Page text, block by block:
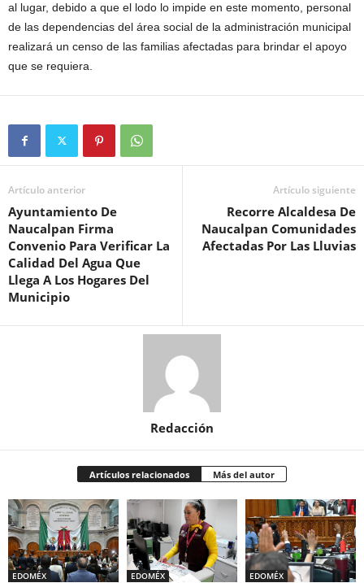
al lugar, debido a que el lodo lo impide en este momento, personal
de las dependencias del área social de la administración municipal
realizará un censo de las familias afectadas para brindar el apoyo
que se requiera.
Artículo anterior
Ayuntamiento De
Naucalpan Firma
Convenio Para Verificar La
Calidad Del Agua Que
Llega A Los Hogares Del
Municipio
Artículo siguiente
Recorre Alcaldesa De
Naucalpan Comunidades
Afectadas Por Las Lluvias
Redacción
Artículos relacionados Más del autor
EDOMÉX EDOMÉX EDOMÉX